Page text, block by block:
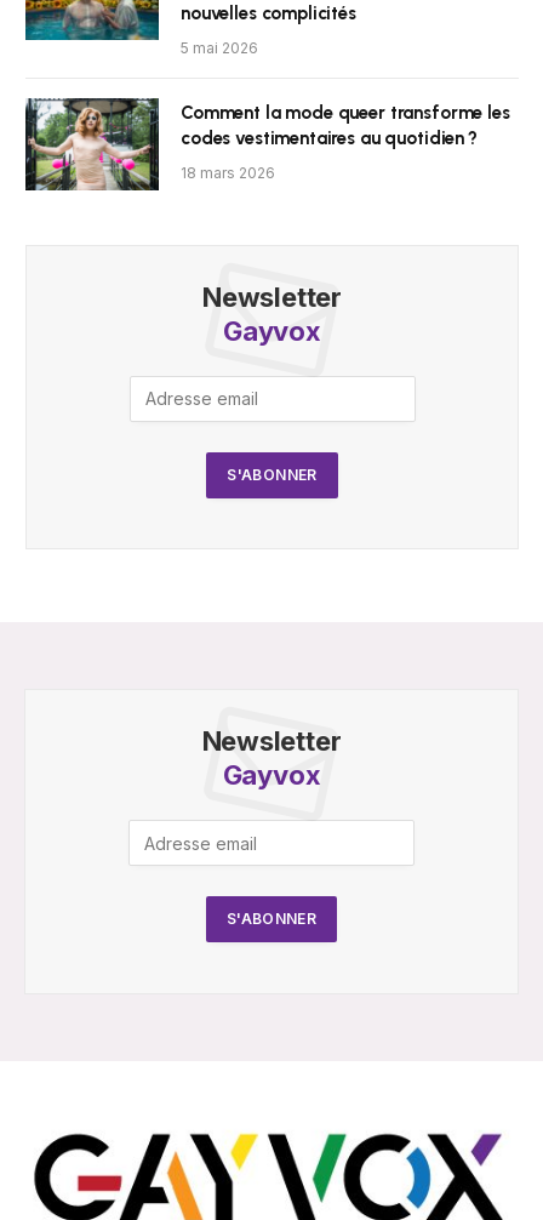
nouvelles complicités
5 mai 2026
Comment la mode queer transforme les
codes vestimentaires au quotidien ?
18 mars 2026
Newsletter
Gayvox
Newsletter
Gayvox